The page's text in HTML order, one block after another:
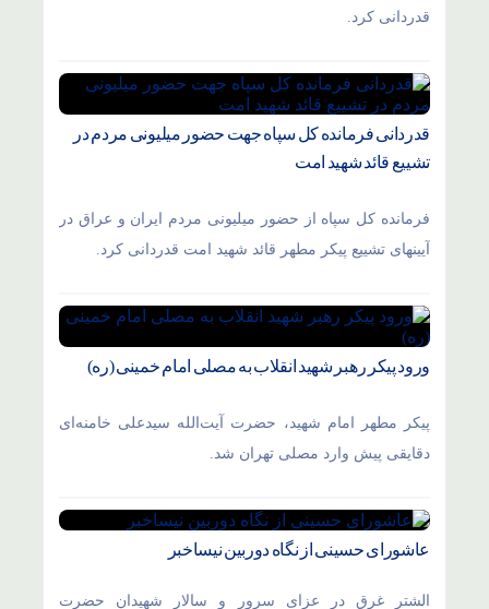
قدردانی کرد.
قدردانی فرمانده کل سپاه جهت حضور میلیونی مردم در
تشییع قائد شهید امت
فرمانده کل سپاه از حضور میلیونی مردم ایران و عراق در
آیینهای تشییع پیکر مطهر قائد شهید امت قدردانی کرد.
ورود پیکر رهبر شهید انقلاب به مصلی امام خمینی (ره)
پیکر مطهر امام شهید،‌ حضرت آیت‌الله سیدعلی خامنه‌ای
دقایقی پیش وارد مصلی تهران شد.
عاشورای حسینی از نگاه دوربین نیساخبر
الشتر غرق در عزای سرور و سالار شهیدان حضرت